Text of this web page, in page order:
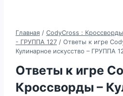
Главная / CodyCross :
- ГРУППА 127 / Ответы к игре
Кулинарное искусство – ГРУППА
Ответы к игре
Кроссворды –